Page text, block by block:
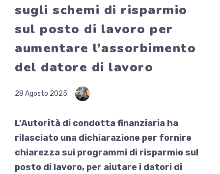
sugli schemi di risparmio
sul posto di lavoro per
aumentare l’assorbimento
del datore di lavoro
28 Agosto 2025
L’Autorità di condotta finanziaria ha
rilasciato una dichiarazione per fornire
chiarezza sui programmi di risparmio sul
posto di lavoro, per aiutare i datori di